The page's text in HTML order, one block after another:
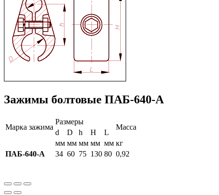
Зажимы болтовые ПАБ-640-А
Марка зажима
Размеры
Масса
d D h H
L
мм мм мм мм мм кг
ПАБ-640-А
34 60 75 130 80 0,92